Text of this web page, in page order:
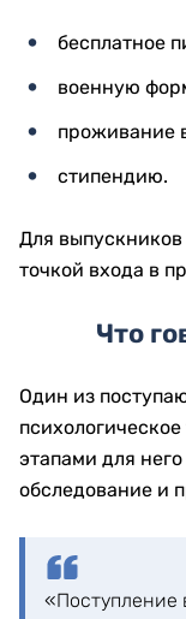
бесплатное
военную
проживание
стипендию.
Для
точкой входа в
Что
Один из
этапами для
обследование и
«Поступление